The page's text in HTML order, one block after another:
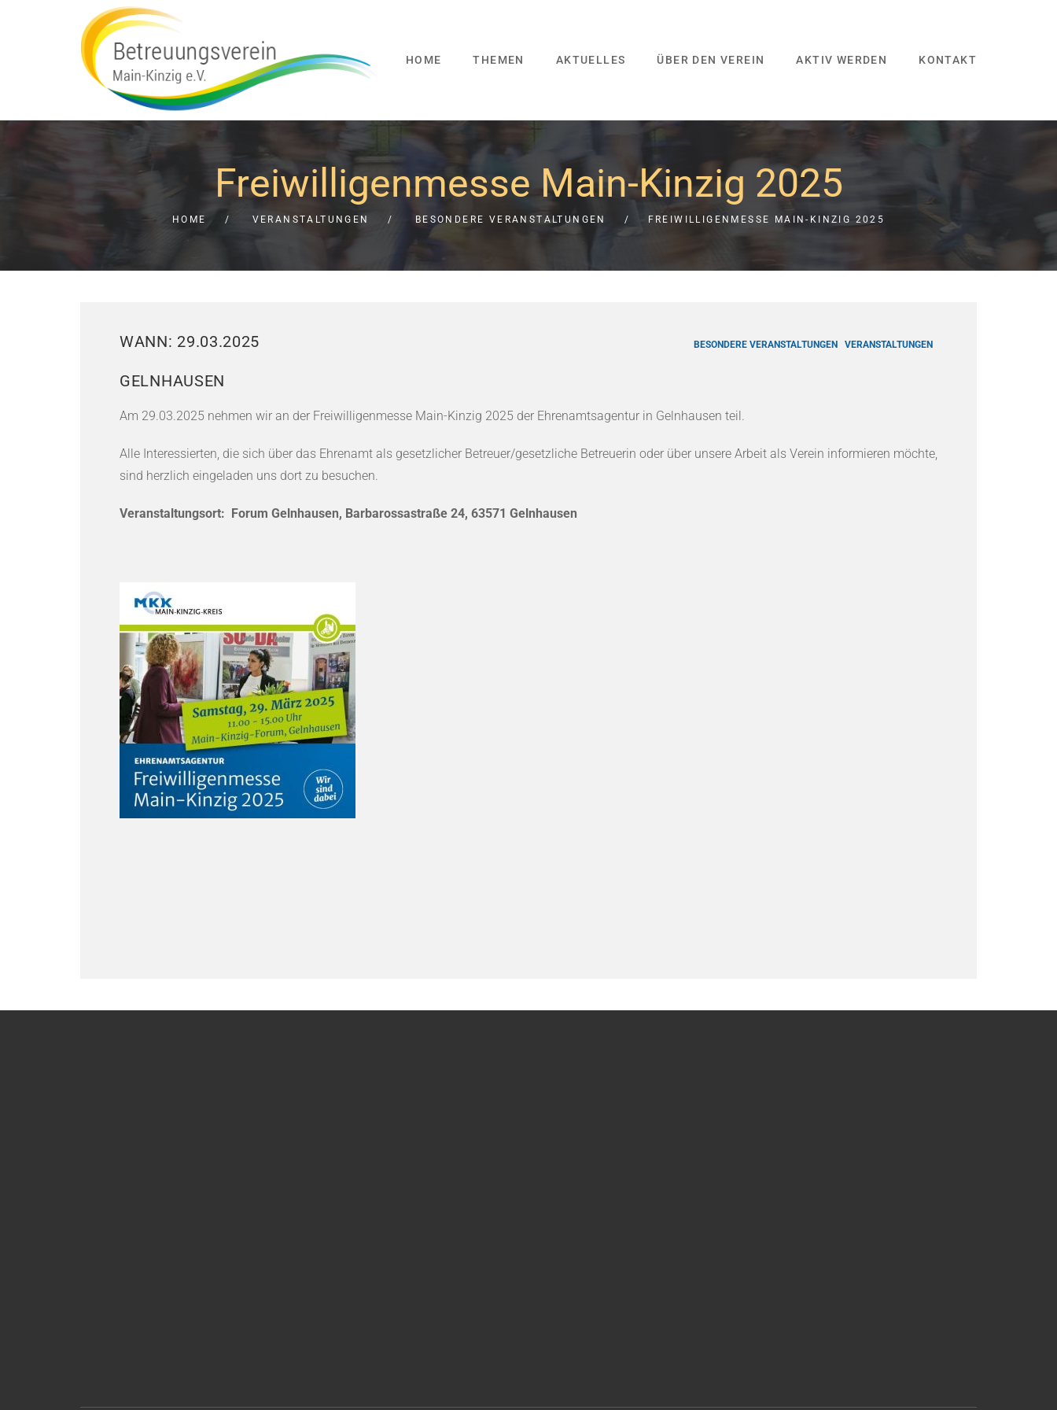
HOME THEMEN AKTUELLES ÜBER DEN VEREIN AKTIV WERDEN KONTAKT
Freiwilligenmesse Main-Kinzig 2025
HOME VERANSTALTUNGEN BESONDERE VERANSTALTUNGEN FREIWILLIGENMESSE MAIN-KINZIG 2025
WANN: 29.03.2025
GELNHAUSEN
BESONDERE VERANSTALTUNGEN VERANSTALTUNGEN
Am 29.03.2025 nehmen wir an der Freiwilligenmesse Main-Kinzig 2025 der Ehrenamtsagentur in Gelnhausen teil.
Alle Interessierten, die sich über das Ehrenamt als gesetzlicher Betreuer/gesetzliche Betreuerin oder über unsere Arbeit als Verein informieren möchte,
sind herzlich eingeladen uns dort zu besuchen.
Veranstaltungsort: Forum Gelnhausen, Barbarossastraße 24, 63571 Gelnhausen